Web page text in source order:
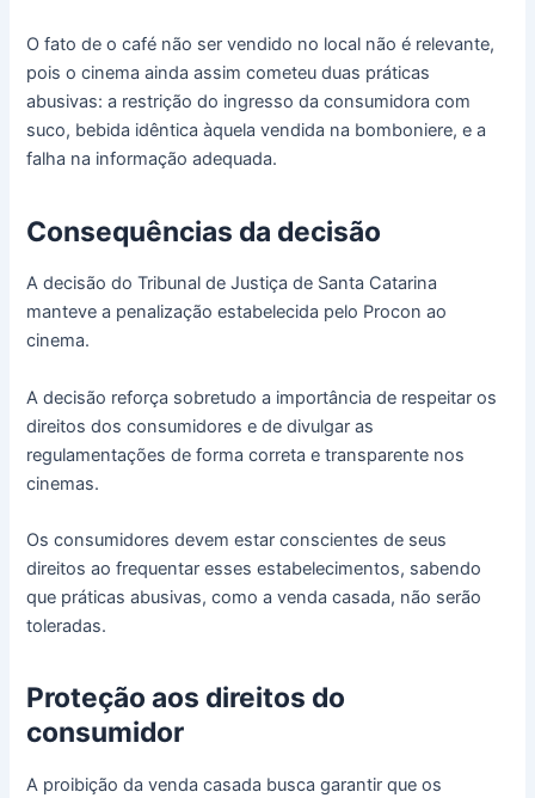
O fato de o café não ser vendido no local não é relevante,
pois o cinema ainda assim cometeu duas práticas
abusivas: a restrição do ingresso da consumidora com
suco, bebida idêntica àquela vendida na bomboniere, e a
falha na informação adequada.
Consequências da decisão
A decisão do Tribunal de Justiça de Santa Catarina
manteve a penalização estabelecida pelo Procon ao
cinema.
A decisão reforça sobretudo a importância de respeitar os
direitos dos consumidores e de divulgar as
regulamentações de forma correta e transparente nos
cinemas.
Os consumidores devem estar conscientes de seus
direitos ao frequentar esses estabelecimentos, sabendo
que práticas abusivas, como a venda casada, não serão
toleradas.
Proteção aos direitos do
consumidor
A proibição da venda casada busca garantir que os